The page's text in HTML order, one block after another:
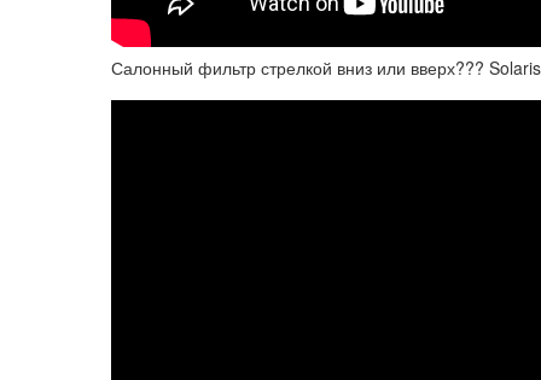
Салонный фильтр стрелкой вниз или вверх???